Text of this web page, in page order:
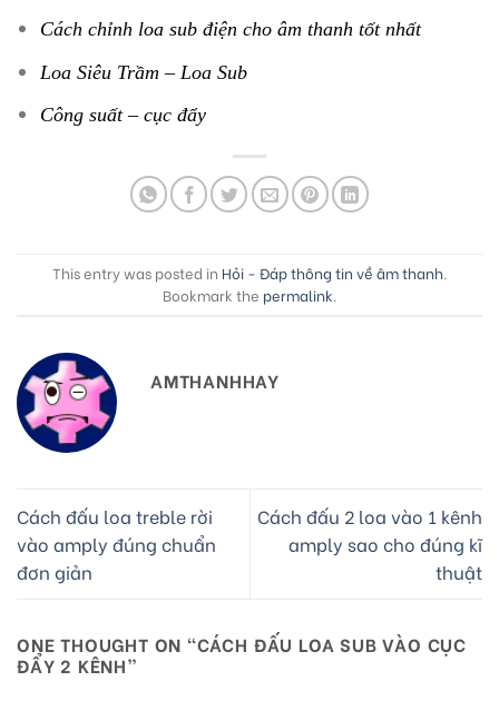
Cách chỉnh loa sub điện cho âm thanh tốt nhất
Loa Siêu Trầm – Loa Sub
Công suất – cục đẩy
This entry was posted in Hỏi - Đáp thông tin về âm thanh.
Bookmark the permalink.
AMTHANHHAY
Cách đấu loa treble rời
vào amply đúng chuẩn
đơn giản
Cách đấu 2 loa vào 1 kênh
amply sao cho đúng kĩ
thuật
ONE THOUGHT ON “CÁCH ĐẤU LOA SUB VÀO CỤC
ĐẨY 2 KÊNH”